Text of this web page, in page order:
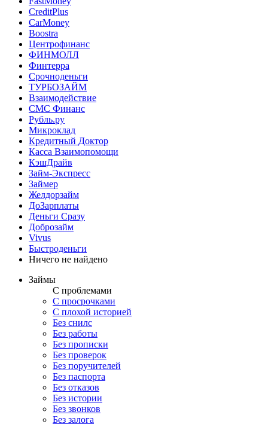
CreditPlus
CarMoney
Boostra
Центрофинанс
ФИНМОЛЛ
Финтерра
Срочноденьги
ТУРБОЗАЙМ
Взаимодействие
СМС Финанс
Рубль.ру
Микроклад
Кредитный Доктор
Касса Взаимопомощи
КэшДрайв
Займ-Экспресс
Займер
Желдорзайм
ДоЗарплаты
Деньги Сразу
Доброзайм
Vivus
Быстроденьги
Ничего не найдено
Займы
С проблемами
С просрочками
С плохой историей
Без снилс
Без работы
Без прописки
Без проверок
Без поручителей
Без паспорта
Без отказов
Без истории
Без звонков
Без залога